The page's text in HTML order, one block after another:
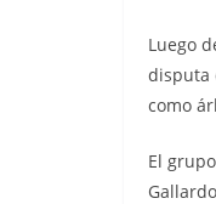
Luego
disputa
como
El